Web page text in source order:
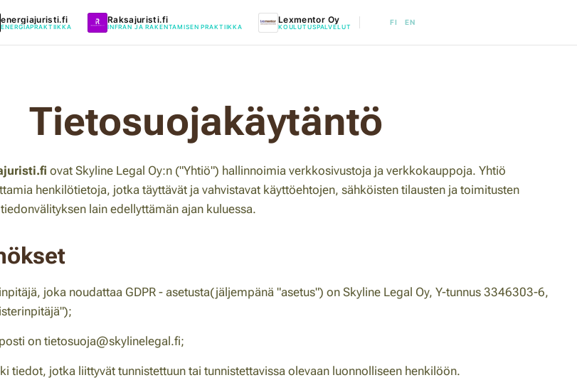
energiajuristi.fi
ENERGIAPRAKTIIKKA
Raksajuristi.fi
INFRAN JA RAKENTAMISEN PRAKTIIKKA
Lexmentor Oy
KOULUTUSPALVELUT
FI EN
Tietosuojakäytäntö
ovat Skyline Legal Oy:n ("Yhtiö") hallinnoimia verkkosivustoja ja verkkokauppoja. Yhtiö
henkilötietoja, jotka täyttävät ja vahvistavat käyttöehtojen, sähköisten tilausten ja toimitusten
lain edellyttämän ajan kuluessa.
joka noudattaa GDPR - asetusta(jäljempänä "asetus") on Skyline Legal Oy, Y-tunnus 3346303-6,
on tietosuoja@skylinelegal.fi;
tiedot, jotka liittyvät tunnistettuun tai tunnistettavissa olevaan luonnolliseen henkilöön.